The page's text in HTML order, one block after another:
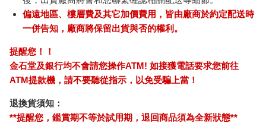
偏遠地區、樓層費及其它加價費用，皆由廠商於約定配送時
一併告知，廠商將保留出貨與否的權利。
提醒您！！
金石堂及銀行均不會請您操作ATM! 如接獲電話要求您前往
ATM提款機，請不要聽從指示，以免受騙上當！
退換貨須知：
**提醒您，鑑賞期不等於試用期，退回商品須為全新狀態**